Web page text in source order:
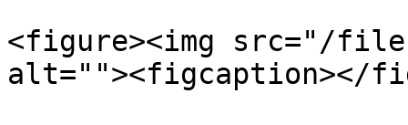
<figure><img src="/files/
alt=""><figcaption></